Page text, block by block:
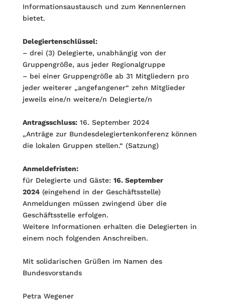
Informationsaustausch und zum Kennenlernen
bietet.
Delegiertenschlüssel:
– drei (3) Delegierte, unabhängig von der
Gruppengröße, aus jeder Regionalgruppe
– bei einer Gruppengröße ab 31 Mitgliedern pro
jeder weiterer „angefangener“ zehn Mitglieder
jeweils eine/n weitere/n Delegierte/n
Antragsschluss:16. September 2024
„Anträge zur Bundesdelegiertenkonferenz können
die lokalen Gruppen stellen.“ (Satzung)
Anmeldefristen:
für Delegierte und Gäste: 16. September
2024(eingehend in der Geschäftsstelle)
Anmeldungen müssen zwingend über die
Geschäftsstelle erfolgen.
Weitere Informationen erhalten die Delegierten in
einem noch folgenden Anschreiben.
Mit solidarischen Grüßen im Namen des
Bundesvorstands
Petra Wegener